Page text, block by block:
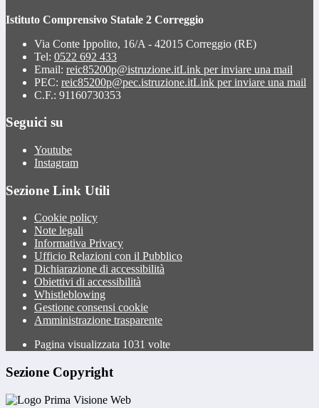
Istituto Comprensivo Statale 2 Correggio
Via Conte Ippolito, 16/A - 42015 Correggio (RE)
Tel: 0522 692 433
Email: reic85200p@istruzione.itLink per inviare una mail
PEC: reic85200p@pec.istruzione.itLink per inviare una mail
C.F.: 91160730353
Seguici su
Youtube
Instagram
Sezione Link Utili
Cookie policy
Note legali
Informativa Privacy
Ufficio Relazioni con il Pubblico
Dichiarazione di accessibilità
Obiettivi di accessibilità
Whistleblowing
Gestione consensi cookie
Amministrazione trasparente
Pagina visualizzata 1031 volte
Sezione Copyright